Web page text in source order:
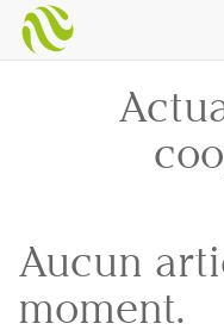
Aucun
moment.